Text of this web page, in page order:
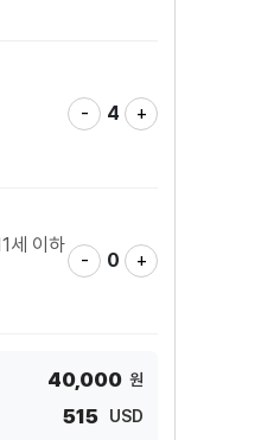
- 4 +
세 이하
- 0 +
40,000 원
515
USD